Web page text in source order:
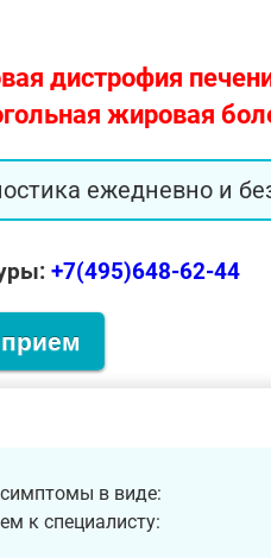
дистрофия
жировая
ежедневно и
+7(495)648-62-44
в виде:
к специалисту: